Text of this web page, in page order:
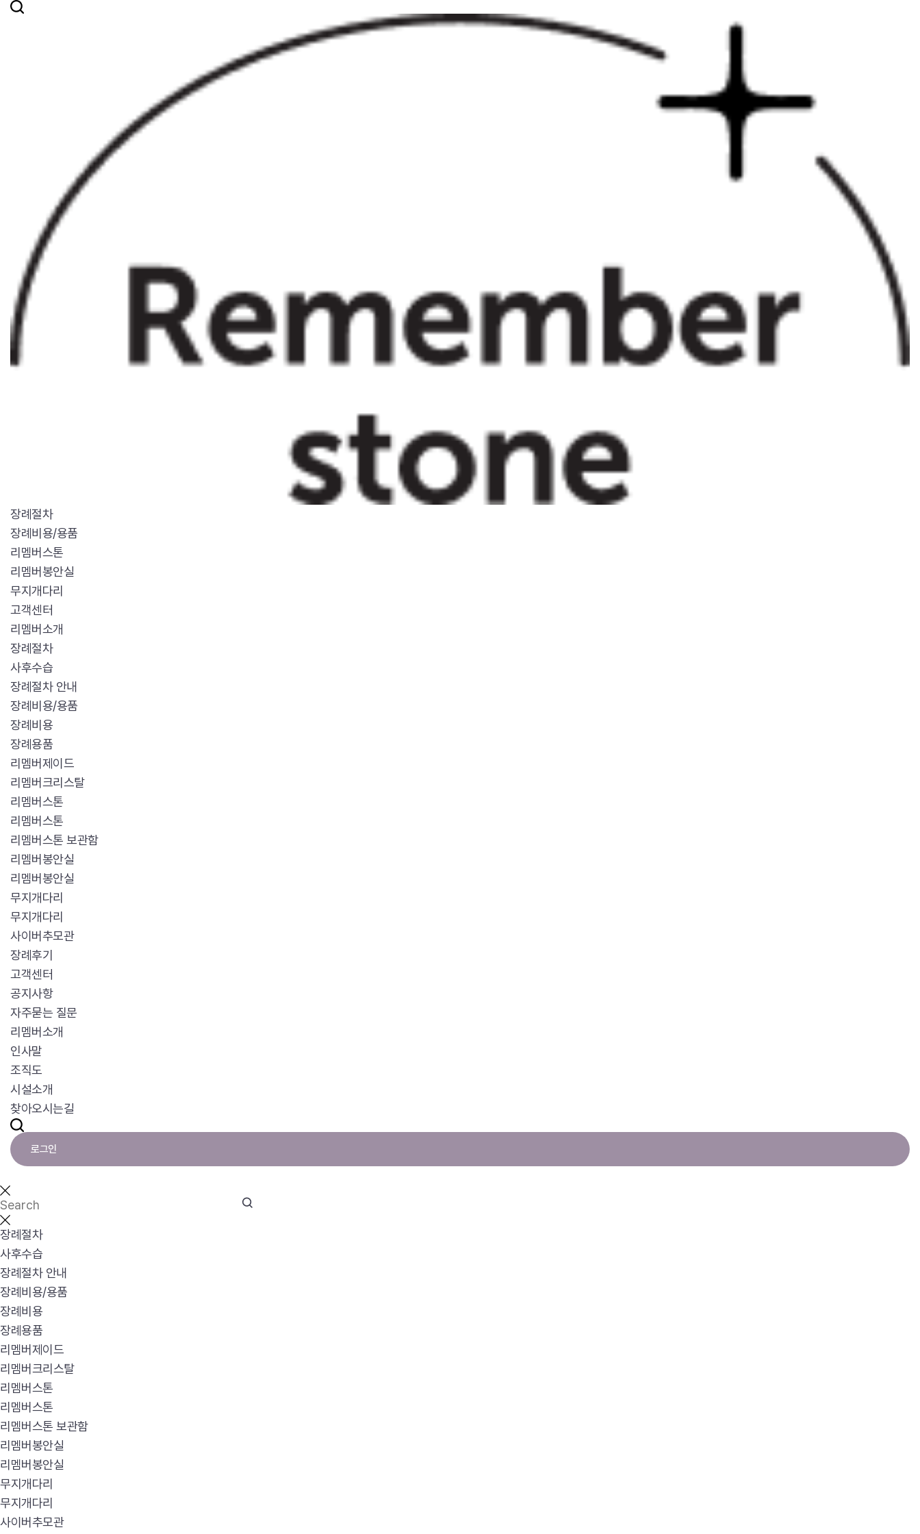
장례절차
장례비용/용품
리멤버스톤
리멤버봉안실
무지개다리
고객센터
리멤버소개
장례절차
사후수습
장례절차 안내
장례비용/용품
장례비용
장례용품
리멤버제이드
리멤버크리스탈
리멤버스톤
리멤버스톤
리멤버스톤 보관함
리멤버봉안실
리멤버봉안실
무지개다리
무지개다리
사이버추모관
장례후기
고객센터
공지사항
자주묻는 질문
리멤버소개
인사말
조직도
시설소개
찾아오시는길
로그인
장례절차
사후수습
장례절차 안내
장례비용/용품
장례비용
장례용품
리멤버제이드
리멤버크리스탈
리멤버스톤
리멤버스톤
리멤버스톤 보관함
리멤버봉안실
리멤버봉안실
무지개다리
무지개다리
사이버추모관